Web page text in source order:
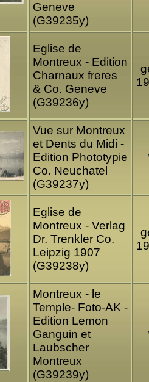
Geneve
(G39235y)
Eglise de
Montreux - Edition
Charnaux freres
& Co. Geneve
(G39236y)
Vue sur Montreux
et Dents du Midi -
Edition Phototypie
Co. Neuchatel
(G39237y)
Eglise de
Montreux - Verlag
Dr. Trenkler Co.
Leipzig 1907
(G39238y)
Montreux - le
Temple- Foto-AK -
Edition Lemon
Ganguin et
Laubscher
Montreux
(G39239y)